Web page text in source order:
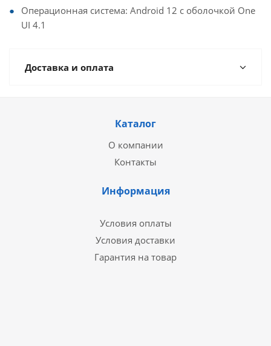
Операционная система: Android 12 с оболочкой One
UI 4.1
Доставка и оплата
Каталог
О компании
Контакты
Информация
Условия оплаты
Условия доставки
Гарантия на товар